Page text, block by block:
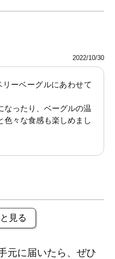
2022/10/30
ーベーグルにあわせて
なったり、ベーグルの温
色々な食感も楽しめまし
見る
元に届いたら、ぜひ